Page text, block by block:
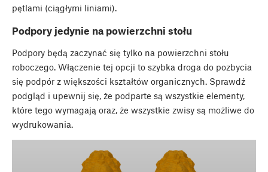
pętlami (ciągłymi liniami).
Podpory jedynie na powierzchni stołu
Podpory będą zaczynać się tylko na powierzchni stołu
roboczego. Włączenie tej opcji to szybka droga do pozbycia
się podpór z większości kształtów organicznych. Sprawdź
podgląd i upewnij się, że podparte są wszystkie elementy,
które tego wymagają oraz, że wszystkie zwisy są możliwe do
wydrukowania.